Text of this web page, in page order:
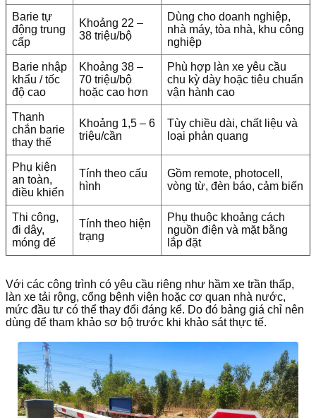
Barie tự
động trung
cấp
Khoảng 22 –
38 triệu/bộ
Dùng cho doanh nghiệp,
nhà máy, tòa nhà, khu công
nghiệp
Barie nhập
khẩu / tốc
độ cao
Khoảng 38 –
70 triệu/bộ
hoặc cao hơn
Phù hợp làn xe yêu cầu
chu kỳ dày hoặc tiêu chuẩn
vận hành cao
Thanh
chắn barie
thay thế
Khoảng 1,5 – 6
triệu/cần
Tùy chiều dài, chất liệu và
loại phản quang
Phụ kiện
an toàn,
điều khiển
Tính theo cấu
hình
Gồm remote, photocell,
vòng từ, đèn báo, cảm biến
Thi công,
đi dây,
móng đế
Tính theo hiện
trạng
Phụ thuộc khoảng cách
nguồn điện và mặt bằng
lắp đặt
Với các công trình có yêu cầu riêng như hầm xe trần thấp,
làn xe tải rộng, cổng bệnh viện hoặc cơ quan nhà nước,
mức đầu tư có thể thay đổi đáng kể. Do đó bảng giá chỉ nên
dùng để tham khảo sơ bộ trước khi khảo sát thực tế.